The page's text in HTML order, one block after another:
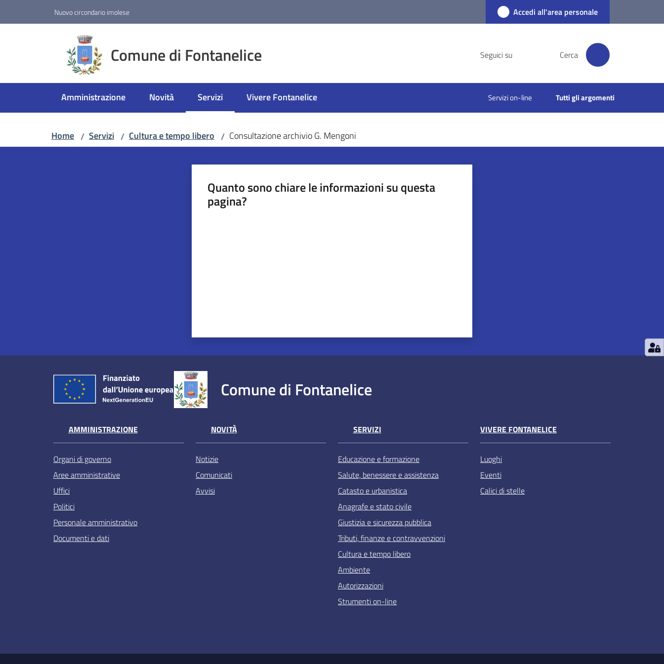
Nuovo circondario imolese Accedi all'area personale
Comune di Fontanelice Seguici su Cerca
Amministrazione Novità Servizi
Menu selezionatoVivere Fontanelice Servizi on-line Tutti gli argomenti
Home / Servizi / Cultura e tempo libero / Consultazione archivio G. Mengoni
Quanto sono chiare le informazioni su questa
pagina?
Comune di Fontanelice
AMMINISTRAZIONE
Organi di governo
Aree amministrative
Uffici
Politici
Personale amministrativo
Documenti e dati
NOVITÀ
Notizie
Comunicati
Avvisi
SERVIZI
Educazione e formazione
Salute, benessere e assistenza
Catasto e urbanistica
Anagrafe e stato civile
Giustizia e sicurezza pubblica
Tributi, finanze e contravvenzioni
Cultura e tempo libero
Ambiente
Autorizzazioni
Strumenti on-line
VIVERE FONTANELICE
Luoghi
Eventi
Calici di stelle